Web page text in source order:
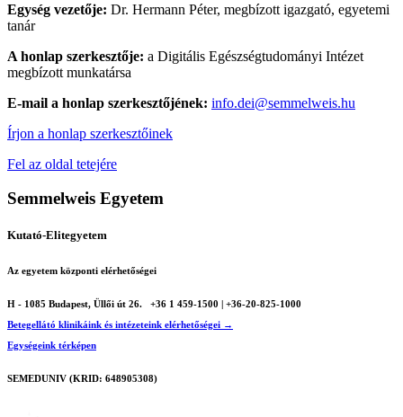
Egység vezetője: Dr. Hermann Péter, megbízott igazgató, egyetemi
tanár
A honlap szerkesztője: a Digitális Egészségtudományi Intézet
megbízott munkatársa
E-mail a honlap szerkesztőjének: info.dei@semmelweis.hu
Írjon a honlap szerkesztőinek
Fel az oldal tetejére
Semmelweis Egyetem
Kutató-Elitegyetem
Az egyetem központi elérhetőségei
H - 1085 Budapest, Üllői út 26.
+36 1 459-1500 | +36-20-825-1000
Betegellátó klinikáink és intézeteink elérhetőségei →
Egységeink térképen
SEMEDUNIV (KRID: 648905308)